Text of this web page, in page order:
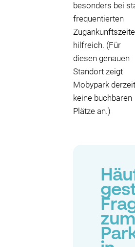
besonders bei
frequentierten
hilfreich. (Für
diesen genauen
Standort zeigt
Mobypark derzeit
keine buchbaren
Plätze an.)
zum